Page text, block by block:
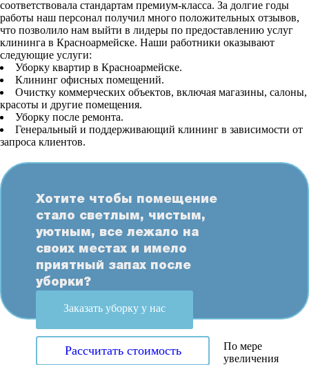
соответствовала стандартам премиум-класса. За долгие годы
работы наш персонал получил много положительных отзывов,
что позволило нам выйти в лидеры по предоставлению услуг
клининга в Красноармейске. Наши работники оказывают
следующие услуги:
Уборку квартир в Красноармейске.
Клининг офисных помещений.
Очистку коммерческих объектов, включая магазины, салоны,
красоты и другие помещения.
Уборку после ремонта.
Генеральный и поддерживающий клининг в зависимости от
запроса клиентов.
Хотите чтобы помещение
стало светлым, чистым,
уютным, все лежало на
своих местах и имело
приятный запах после
уборки?
Заказать уборку у нас
Рассчитать стоимость
По мере
увеличения